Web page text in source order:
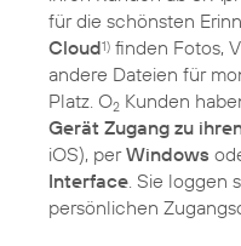
für die schönsten
Cloud1) finden Fotos,
andere Dateien für
Platz. O2 Kunden
Gerät Zugang zu
iOS), perWindows
Interface . Sie loggen
persönlichen